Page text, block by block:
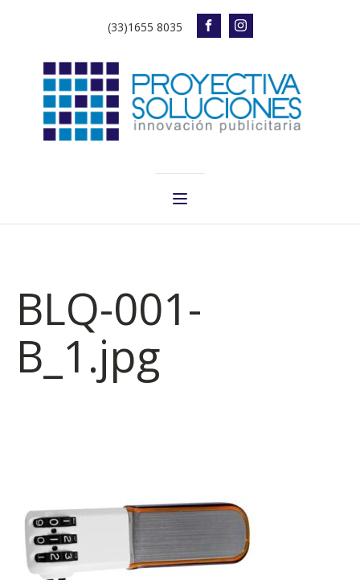
(33)1655 8035
BLQ-001-
B_1.jpg